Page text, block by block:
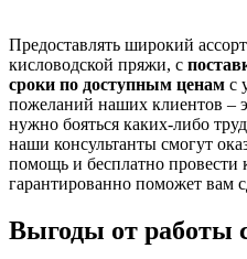
Предоставлять широкий
кисловодской пряжи, с
сроки по доступным ценам с
пожеланий наших клиентов –
нужно бояться каких-либо
наши консультанты смогут
помощь и бесплатно провести
гарантированно поможет вам
Выгоды от работы